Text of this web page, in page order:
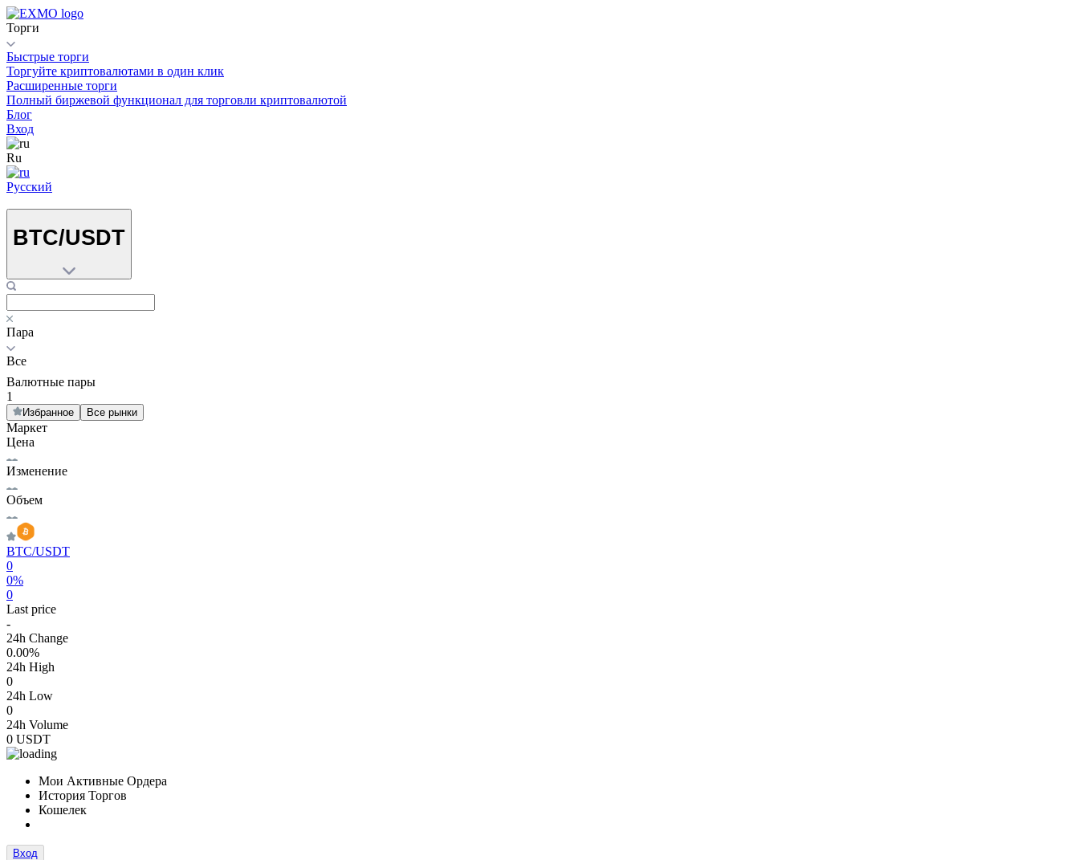
Торги
Быстрые торги
Торгуйте криптовалютами в один клик
Расширенные торги
Полный биржевой функционал для торговли криптовалютой
Блог
Вход
Ru
Русский
BTC/USDT
Пара
Все
Валютные пары
1
Избранное Все рынки
Маркет
Цена
Изменение
Объем
BTC/USDT
0
0%
0
Last price
-
24h Change
0.00%
24h High
0
24h Low
0
24h Volume
0 USDT
Мои Активные Ордера
История Торгов
Кошелек
Вход